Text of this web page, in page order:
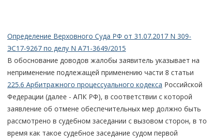
Определение Верховного Суда РФ от 31.07.2017 N 309-
ЭС17-9267 по делу N А71-3649/2015
В обоснование доводов жалобы заявитель указывает на
неприменение подлежащей применению части 8 статьи
225.6 Арбитражного процессуального кодекса Российской
Федерации (далее - АПК РФ), в соответствии с которой
заявление об отмене обеспечительных мер должно быть
рассмотрено в судебном заседании с вызовом сторон, в то
время как такое судебное заседание судом первой